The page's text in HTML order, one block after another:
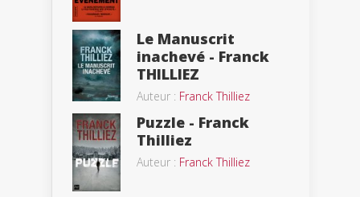
Le Manuscrit
inachevé - Franck
THILLIEZ
Auteur : Franck Thilliez
Puzzle - Franck
Thilliez
Auteur : Franck Thilliez